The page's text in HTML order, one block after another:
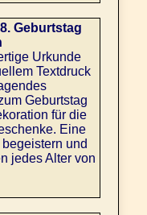
Geburtstag
Urkunde
Textdruck
Geburtstag
für die
Eine
und
jedes Alter von